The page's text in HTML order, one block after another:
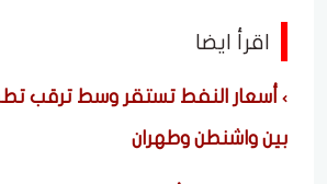
اقرأ ايضا
أسعار النفط تستقر وسط ترقب
بين واشنطن وطهران